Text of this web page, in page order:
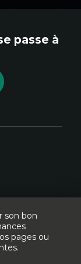
passe à
2026
son bon
pages ou